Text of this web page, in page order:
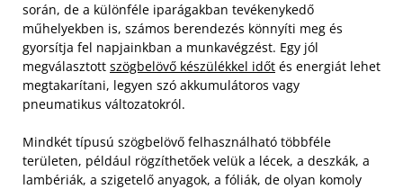
során, de a különféle iparágakban tevékenykedő
műhelyekben is, számos berendezés könnyíti meg és
gyorsítja fel napjainkban a munkavégzést. Egy jól
megválasztott szögbelövő készülékkel időt és energiát lehet
megtakarítani, legyen szó akkumulátoros vagy
pneumatikus változatokról.
Mindkét típusú szögbelövő felhasználható többféle
területen, például rögzíthetőek velük a lécek, a deszkák, a
lambériák, a szigetelő anyagok, a fóliák, de olyan komoly